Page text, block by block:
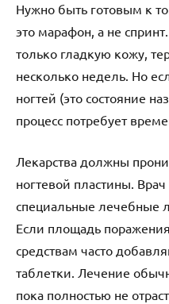
Нужно быть готовым к
это марафон, а не
только гладкую кожу,
несколько недель. Но
ногтей (это состояние
процесс потребует
Лекарства должны
ногтевой пластины.
специальные лечебные
Если площадь
средствам часто
таблетки. Лечение
пока полностью не